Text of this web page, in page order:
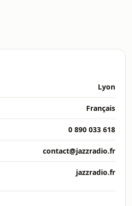
Lyon
Français
0 890 033 618
contact@jazzradio.fr
jazzradio.fr